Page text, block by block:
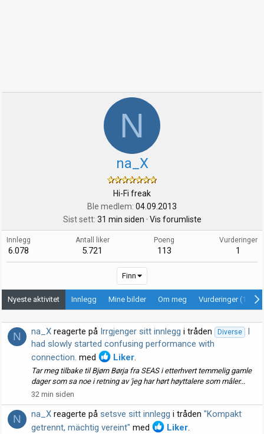
N
na_X
Hi-Fi freak
Ble medlem 04.09.2013
Sist sett 31 min siden · Vis forumliste
Innlegg
6.078
Antall liker
5.721
Poeng
113
Vurderinger
1
Finn
Nyeste aktivitet Innlegg Mine bilder Om meg Vurderinger (1)
N na_X reagerte på Irrgjenger sitt innlegg i tråden Diverse
I
had slowly started confusing performance with
connection. med Liker.
Tar meg tilbake til Bjørn Børja fra SEAS i etterhvert temmelig gamle
dager som sa noe i retning av 'jeg har hørt høyttalere som måler...
32 min siden
N na_X reagerte på setsve sitt innlegg i tråden "Kompakt
getrennt, mächtig vereint" med Liker.